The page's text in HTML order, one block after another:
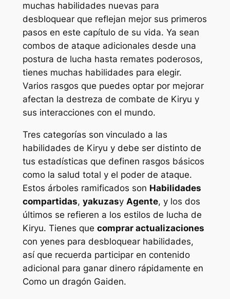
muchas habilidades nuevas para
desbloquear que reflejan mejor sus primeros
pasos en este capítulo de su vida. Ya sean
combos de ataque adicionales desde una
postura de lucha hasta remates poderosos,
tienes muchas habilidades para elegir.
Varios rasgos que puedes optar por mejorar
afectan la destreza de combate de Kiryu y
sus interacciones con el mundo.
Tres categorías son vinculado a las
habilidades de Kiryu y debe ser distinto de
tus estadísticas que definen rasgos básicos
como la salud total y el poder de ataque.
Estos árboles ramificados son Habilidades
compartidas, yakuzasy Agente, y los dos
últimos se refieren a los estilos de lucha de
Kiryu. Tienes que comprar actualizaciones
con yenes para desbloquear habilidades,
así que recuerda participar en contenido
adicional para ganar dinero rápidamente en
Como un dragón Gaiden.